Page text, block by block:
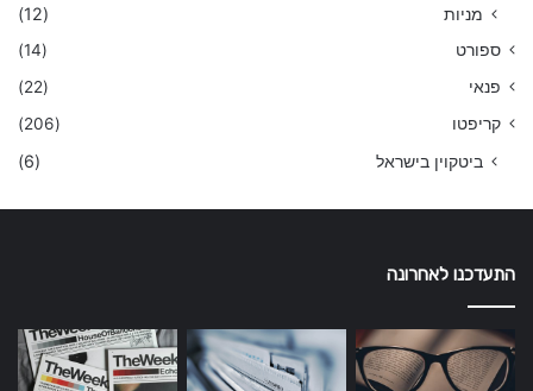
מניות (12)
ספורט
(14)
פנאי
(22)
קריפטו
(206)
ביטקוין בישראל (6)
התעדכנו לאחרונה